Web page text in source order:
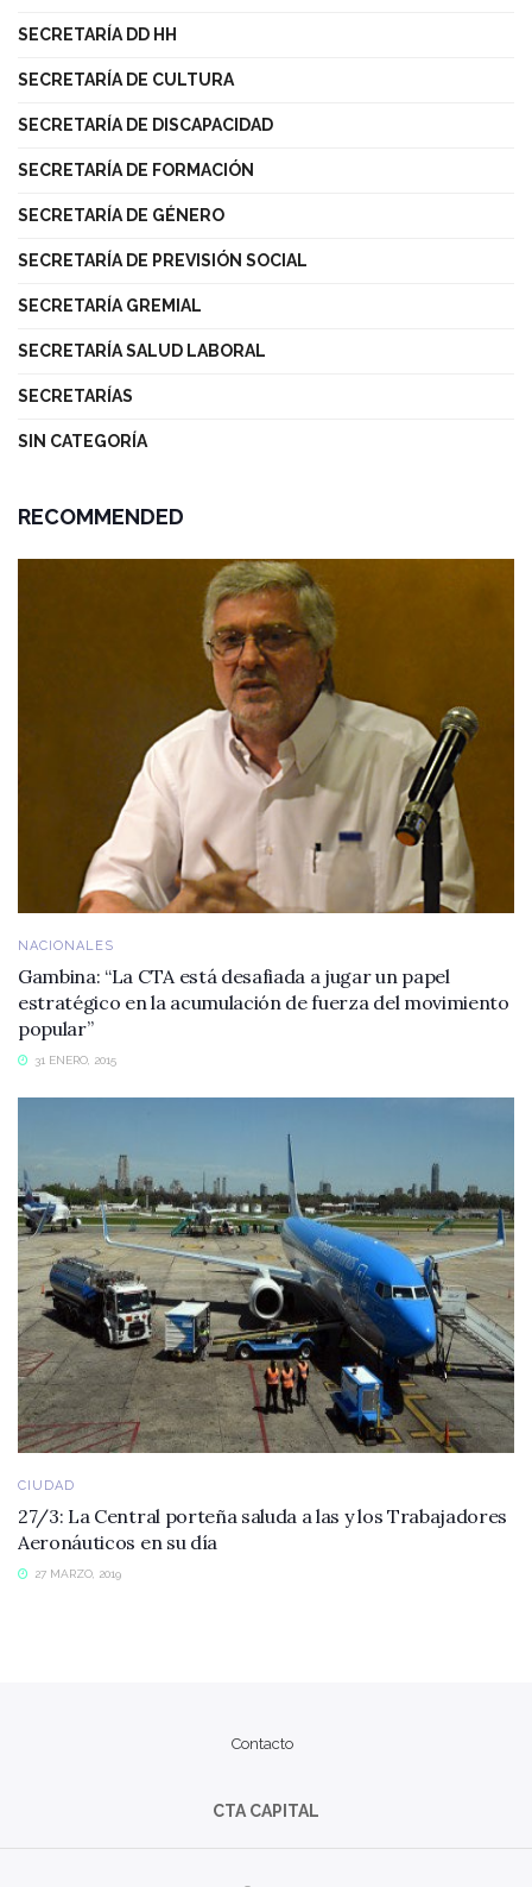
SECRETARÍA DD HH
SECRETARÍA DE CULTURA
SECRETARÍA DE DISCAPACIDAD
SECRETARÍA DE FORMACIÓN
SECRETARÍA DE GÉNERO
SECRETARÍA DE PREVISIÓN SOCIAL
SECRETARÍA GREMIAL
SECRETARÍA SALUD LABORAL
SECRETARÍAS
SIN CATEGORÍA
RECOMMENDED
NACIONALES
Gambina: “La CTA está desafiada a jugar un papel
estratégico en la acumulación de fuerza del movimiento
popular”
31 ENERO, 2015
CIUDAD
27/3: La Central porteña saluda a las y los Trabajadores
Aeronáuticos en su día
27 MARZO, 2019
Contacto
CTA CAPITAL